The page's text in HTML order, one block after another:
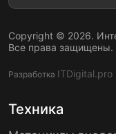
Copyright © 2026.
Все права защищены.
Разработка ITDigital.pro
Техника